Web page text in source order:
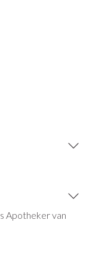
Apotheker van